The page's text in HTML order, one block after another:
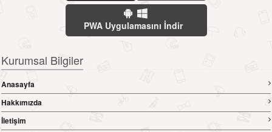
PWA Uygulamasını İndir
Kurumsal Bilgiler
Anasayfa
Hakkımızda
İletişim